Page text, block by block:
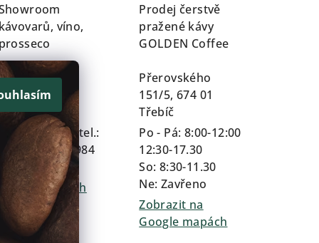
víno,
1A, 674 01
domlouvy tel.:
602 254 984
na
mapách
Prodej čerstvě
pražené kávy
GOLDEN Coffee
Přerovského
151/5, 674 01
Třebíč
Po - Pá: 8:00-12:00
12:30-17.30
So: 8:30-11.30
Ne: Zavřeno
Zobrazit na
Google mapách